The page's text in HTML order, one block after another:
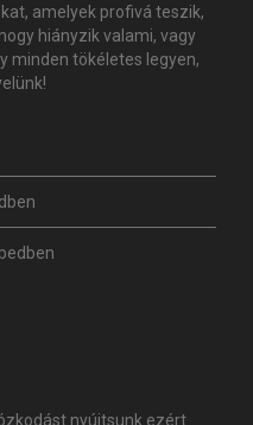
amelyek profivá teszik,
hiányzik valami, vagy
minden tökéletes legyen,
nyújtsunk ezért